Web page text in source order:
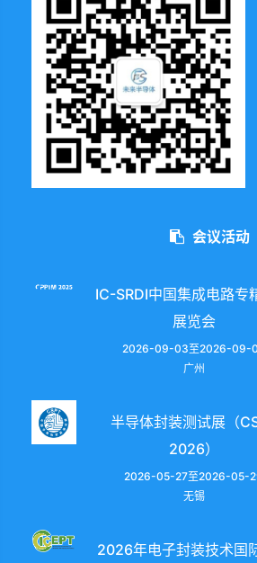
会议活动
IC-SRDI中国集成电路专
展览会
2026-09-03至2026-09-
广州
半导体封装测试展（
2026）
2026-05-27至2026-05-
无锡
2026年电子封装技术国